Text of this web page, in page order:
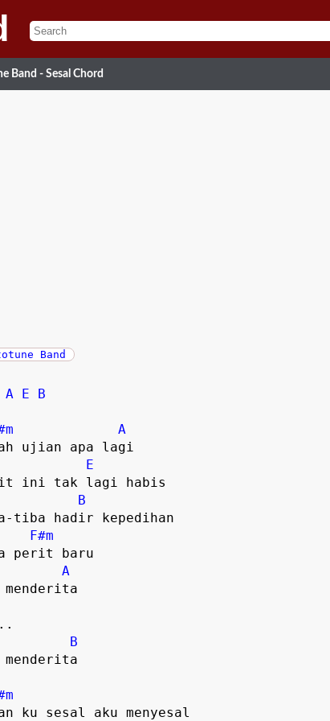
Band - Sesal Chord
Band
A E B
A
ujian apa lagi
E
ini tak lagi habis
B
tiba hadir kepedihan
F#m
perit baru
A
menderita
B
menderita
ku sesal aku menyesal